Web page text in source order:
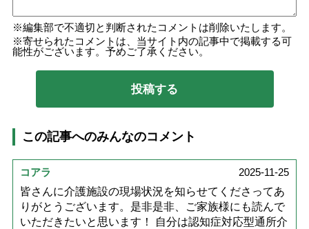
編集部で不適切と判断されたコメントは削除いたします。
寄せられたコメントは、当サイト内の記事中で掲載する可
能性がございます。予めご了承ください。
この記事へのみんなのコメント
コアラ
2025-11-25
皆さんに介護施設の現場状況を知らせてくださってあ
りがとうございます。是非是非、ご家族様にも読んで
いただきたいと思います！ 自分は認知症対応型通所介